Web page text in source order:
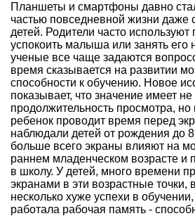
Планшеты и смартфоны давно
частью повседневной жизни даже
детей. Родители часто используют
успокоить малыша или занять его
ученые все чаще задаются
время сказывается на развитии
способности к обучению. Новое
показывает, что значение имеет не
продолжительность просмотра, но
ребенок проводит время перед
наблюдали детей от рождения до 8
больше всего экраны влияют на
раннем младенческом возрасте и
в школу. У детей, много времени
экранами в эти возрастные точки,
несколько хуже успехи в
работала рабочая память -